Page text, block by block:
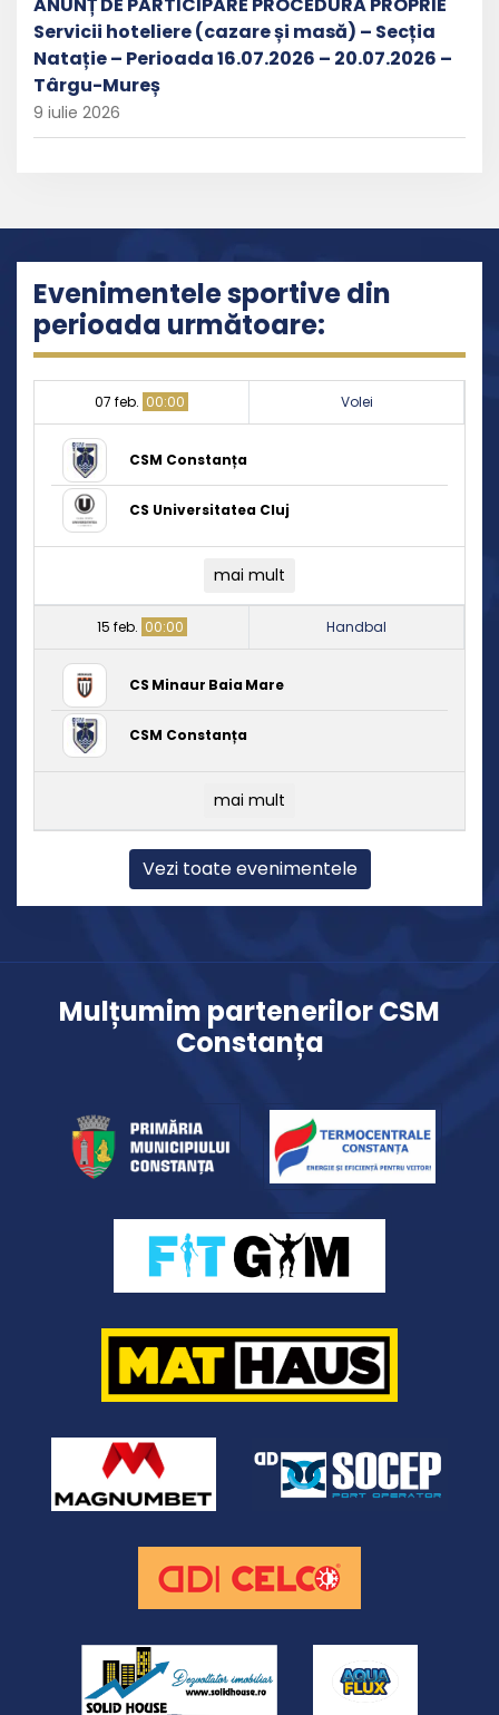
Servicii hoteliere (cazare și masă) – Secția
Natație – Perioada 16.07.2026 – 20.07.2026 –
Târgu-Mureș
9 iulie 2026
Evenimentele sportive din
perioada următoare:
07 feb. 00:00 Volei
CSM Constanța
CS Universitatea Cluj
mai mult
15 feb. 00:00 Handbal
CS Minaur Baia Mare
CSM Constanța
mai mult
Vezi toate evenimentele
Mulțumim partenerilor CSM
Constanța